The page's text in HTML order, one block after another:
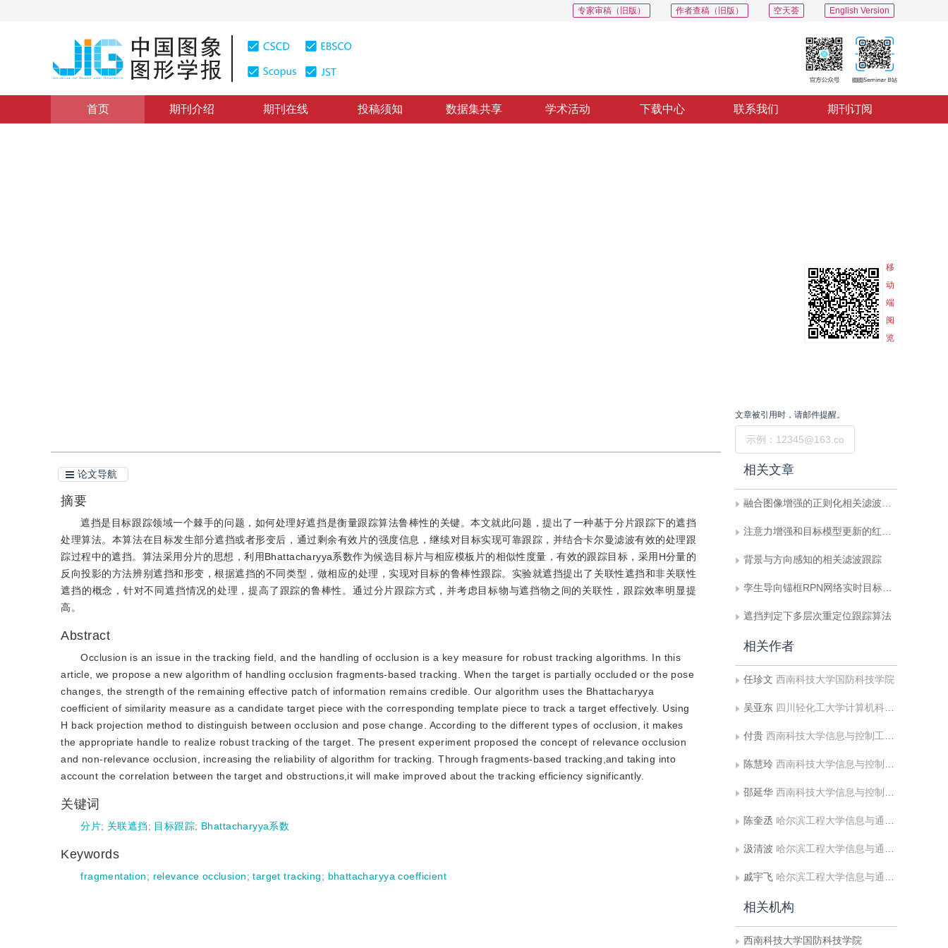
English Version
空天荟
作者查稿（旧版）
专家审稿（旧版）
首页 期刊介绍 期刊在线 投稿须知 数据集共享 学术活动 下载中心 联系我们 期刊订阅
移
动
端
阅
览
论文导航
摘要
遮挡是目标跟踪领域一个棘手的问题，如何处理好遮挡是衡量跟踪算法鲁棒性的关键。本文就此问题，提出了一种基于分片跟踪下的遮挡
处理算法。本算法在目标发生部分遮挡或者形变后，通过剩余有效片的强度信息，继续对目标实现可靠跟踪，并结合卡尔曼滤波有效的处理跟
踪过程中的遮挡。算法采用分片的思想，利用Bhattacharyya系数作为候选目标片与相应模板片的相似性度量，有效的跟踪目标，采用H分量的
反向投影的方法辨别遮挡和形变，根据遮挡的不同类型，做相应的处理，实现对目标的鲁棒性跟踪。实验就遮挡提出了关联性遮挡和非关联性
遮挡的概念，针对不同遮挡情况的处理，提高了跟踪的鲁棒性。通过分片跟踪方式，并考虑目标物与遮挡物之间的关联性，跟踪效率明显提
高。
Abstract
Occlusion is an issue in the tracking field, and the handling of occlusion is a key measure for robust tracking algorithms. In this
article, we propose a new algorithm of handling occlusion fragments-based tracking. When the target is partially occluded or the pose
changes, the strength of the remaining effective patch of information remains credible. Our algorithm uses the Bhattacharyya
coefficient of similarity measure as a candidate target piece with the corresponding template piece to track a target effectively. Using
H back projection method to distinguish between occlusion and pose change. According to the different types of occlusion, it makes
the appropriate handle to realize robust tracking of the target. The present experiment proposed the concept of relevance occlusion
and non-relevance occlusion, increasing the reliability of algorithm for tracking. Through fragments-based tracking,and taking into
account the correlation between the target and obstructions,it will make improved about the tracking efficiency significantly.
关键词
分片; 关联遮挡; 目标跟踪; Bhattacharyya系数
Keywords
fragmentation; relevance occlusion;target tracking; bhattacharyya coefficient
文章被引用时，请邮件提醒。
相关文章
融合图像增强的正则化相关滤波无人机目标跟踪
注意力增强和目标模型更新的红外目标跟踪算法
背景与方向感知的相关滤波跟踪
孪生导向锚框RPN网络实时目标跟踪
遮挡判定下多层次重定位跟踪算法
相关作者
任珍文 西南科技大学国防科技学院
吴亚东 四川轻化工大学计算机科学与工程学院
付贵 西南科技大学信息与控制工程学院;中国民用航空飞行学院飞行技术学院
陈慧玲 西南科技大学信息与控制工程学院
邵延华 西南科技大学信息与控制工程学院
陈奎丞 哈尔滨工程大学信息与通信工程学院
汲清波 哈尔滨工程大学信息与通信工程学院;哈尔滨工程大学先进船舶通信与信息技术工业和信息化部重点实验室
戚宇飞 哈尔滨工程大学信息与通信工程学院
相关机构
西南科技大学国防科技学院